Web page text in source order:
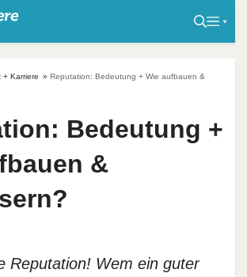
+ Karriere » Reputation: Bedeutung + Wie aufbauen &
Bedeutung +
&
Reputation! Wem ein guter